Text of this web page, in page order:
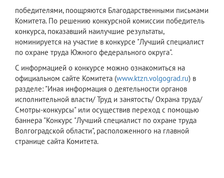
победителями, поощряются Благодарственными письмами
Комитета. По решению конкурсной комиссии победитель
конкурса, показавший наилучшие результаты,
номинируется на участие в конкурсе "Лучший специалист
по охране труда Южного федерального округа".
С информацией о конкурсе можно ознакомиться на
официальном сайте Комитета (www.ktzn.volgograd.ru) в
разделе: "Иная информация о деятельности органов
исполнительной власти/ Труд и занятость/ Охрана труда/
Смотры-конкурсы" или осуществив переход с помощью
баннера "Конкурс "Лучший специалист по охране труда
Волгоградской области", расположенного на главной
странице сайта Комитета.